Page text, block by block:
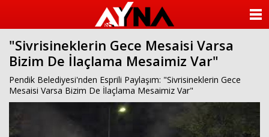
sohbet
cinsel
sohbet
sohbet
mobil
sohbet
islami
sohbetler
"Sivrisineklerin Gece Mesaisi Varsa
Bizim De İlaçlama Mesaimiz Var"
Pendik Belediyesi'nden Esprili Paylaşım: "Sivrisineklerin Gece
Mesaisi Varsa Bizim De İlaçlama Mesaimiz Var"
KATEGORİLER
ANKETLER
FOTO GALERİ